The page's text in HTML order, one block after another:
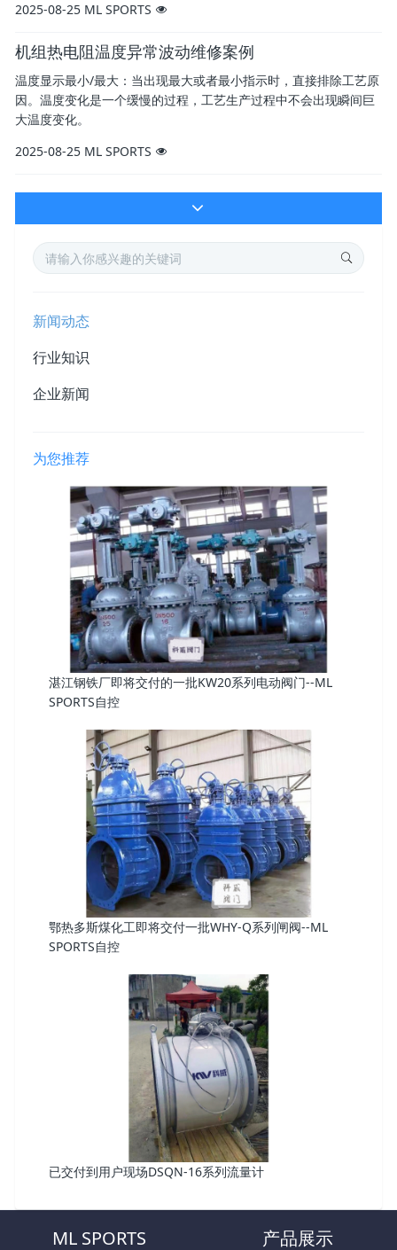
2025-08-25 ML SPORTS
机组热电阻温度异常波动维修案例
温度显示最小/最大：当出现最大或者最小指示时，直接排除工艺原
因。温度变化是一个缓慢的过程，工艺生产过程中不会出现瞬间巨
大温度变化。
2025-08-25 ML SPORTS
新闻动态
行业知识
企业新闻
为您推荐
湛江钢铁厂即将交付的一批KW20系列电动阀门--ML
SPORTS自控
鄂热多斯煤化工即将交付一批WHY-Q系列闸阀--ML
SPORTS自控
已交付到用户现场DSQN-16系列流量计
ML SPORTS 产品展示